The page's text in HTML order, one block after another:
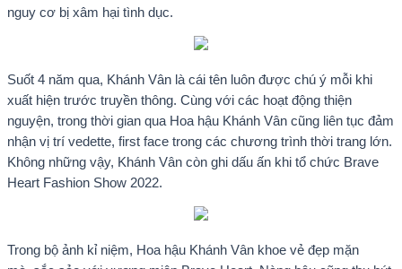
nguy cơ bị xâm hại tình dục.
Suốt 4 năm qua, Khánh Vân là cái tên luôn được chú ý mỗi khi
xuất hiện trước truyền thông. Cùng với các hoạt động thiện
nguyện, trong thời gian qua Hoa hậu Khánh Vân cũng liên tục đảm
nhận vị trí vedette, first face trong các chương trình thời trang lớn.
Không những vậy, Khánh Vân còn ghi dấu ấn khi tổ chức Brave
Heart Fashion Show 2022.
Trong bộ ảnh kỉ niệm, Hoa hậu Khánh Vân khoe vẻ đẹp mặn